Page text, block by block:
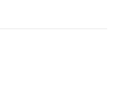
gästhytterna ger
med en varm
5 eleganta och